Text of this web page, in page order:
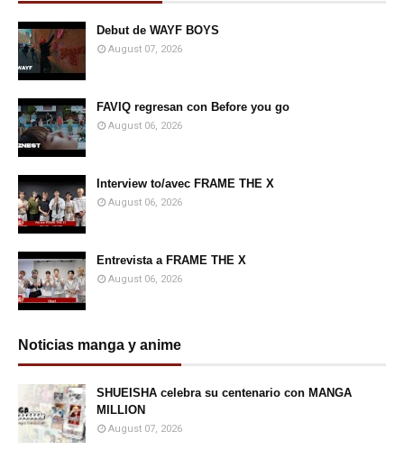
Debut de WAYF BOYS
August 07, 2026
FAVIQ regresan con Before you go
August 06, 2026
Interview to/avec FRAME THE X
August 06, 2026
Entrevista a FRAME THE X
August 06, 2026
Noticias manga y anime
SHUEISHA celebra su centenario con MANGA
MILLION
August 07, 2026